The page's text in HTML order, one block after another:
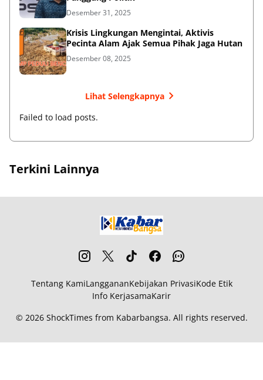
Desember 31, 2025
Krisis Lingkungan Mengintai, Aktivis
Pecinta Alam Ajak Semua Pihak Jaga Hutan
Desember 08, 2025
Lihat Selengkapnya
Failed to load posts.
Terkini Lainnya
Tentang KamiLanggananKebijakan PrivasiKode Etik
Info KerjasamaKarir
© 2026 ShockTimes from Kabarbangsa. All rights reserved.